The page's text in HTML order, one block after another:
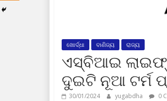
ଖୋର୍ଦ୍ଧା ବାଣିଜ୍ୟ ରାଜ୍ୟ
ଏସ୍‌ବିଆଇ
ଦୁଇଟି ନୂଆ ଟର୍ମ
30/01/2024 yugabdha 0